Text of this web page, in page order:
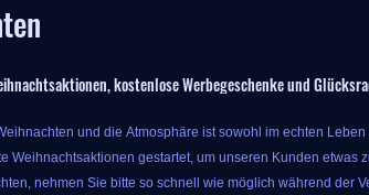
kostenlose Werbegeschenke und
und die Atmosphäre ist sowohl im echten
Weihnachtsaktionen gestartet, um unseren Kunden
nehmen Sie bitte so schnell wie möglich während der